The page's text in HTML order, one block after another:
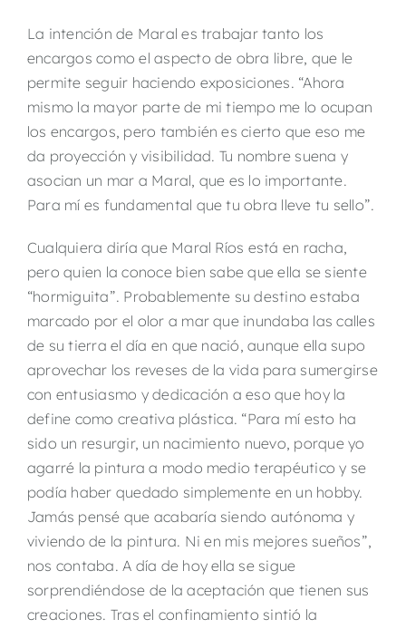
La intención de Maral es trabajar tanto los
encargos como el aspecto de obra libre, que le
permite seguir haciendo exposiciones. “Ahora
mismo la mayor parte de mi tiempo me lo ocupan
los encargos, pero también es cierto que eso me
da proyección y visibilidad. Tu nombre suena y
asocian un mar a Maral, que es lo importante.
Para mí es fundamental que tu obra lleve tu sello”.
Cualquiera diría que Maral Ríos está en racha,
pero quien la conoce bien sabe que ella se siente
“hormiguita”. Probablemente su destino estaba
marcado por el olor a mar que inundaba las calles
de su tierra el día en que nació, aunque ella supo
aprovechar los reveses de la vida para sumergirse
con entusiasmo y dedicación a eso que hoy la
define como creativa plástica. “Para mí esto ha
sido un resurgir, un nacimiento nuevo, porque yo
agarré la pintura a modo medio terapéutico y se
podía haber quedado simplemente en un hobby.
Jamás pensé que acabaría siendo autónoma y
viviendo de la pintura. Ni en mis mejores sueños”,
nos contaba. A día de hoy ella se sigue
sorprendiéndose de la aceptación que tienen sus
creaciones. Tras el confinamiento sintió la